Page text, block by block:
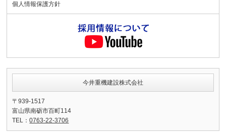
個人情報保護方針
今井重機建設株式会社
〒939-1517
富山県南砺市百町114
TEL：0763-22-3706